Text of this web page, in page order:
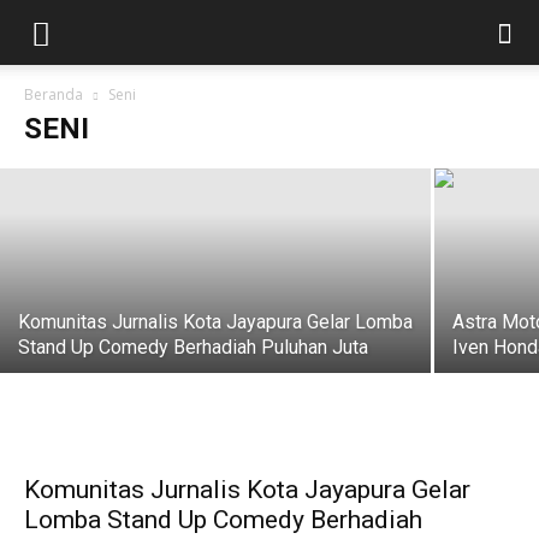
Beranda Seni
SENI
Fraksi Keadilan Pembangunan DPR
Papua Setujui 7 Raperdasi/Perdasus
Non APBD 2026
09/01/2026
Komunitas Jurnalis Kota Jayapura Gelar Lomba
Stand Up Comedy Berhadiah Puluhan Juta
Astra
Iven
Komunitas Jurnalis Kota Jayapura Gelar
Lomba Stand Up Comedy Berhadiah